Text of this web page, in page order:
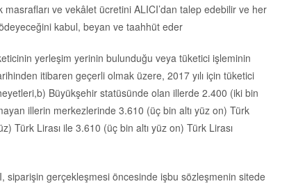
ve vekâlet ücretini ALICI’dan talep edebilir ve her
ödeyeceğini kabul, beyan ve taahhüt eder
yerleşim yerinin bulunduğu veya tüketici işleminin
itibaren geçerli olmak üzere, 2017 yılı için tüketici
Büyükşehir statüsünde olan illerde 2.400 (iki bin
illerin merkezlerinde 3.610 (üç bin altı yüz on) Türk
Türk Lirası ile 3.610 (üç bin altı yüz on) Türk Lirası
siparişin gerçekleşmesi öncesinde işbu sözleşmenin sitede